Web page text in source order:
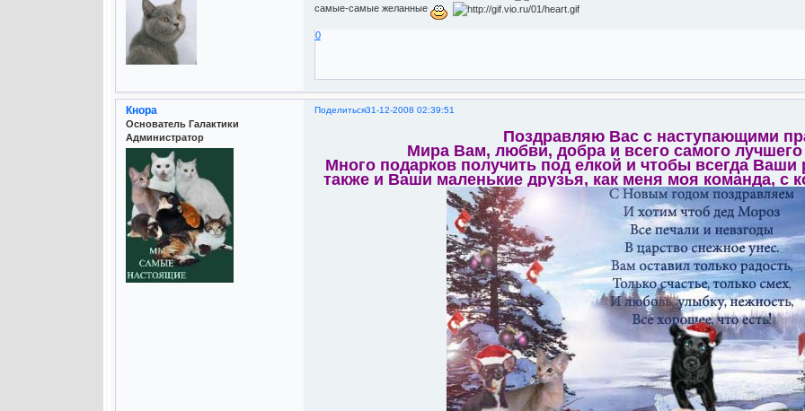
самые-самые желанные
0
Поделиться31-12-2008 02:39:51
Кнора
Основатель Галактики
Администратор
Поздравляю Вас с наступающими
Мира Вам, любви, добра и всего самого
Много подарков получить под елкой и чтобы всегда
также и Ваши маленькие друзья, как меня моя команда, с